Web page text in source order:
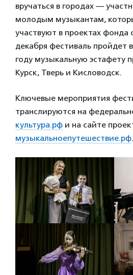
вручаться в городах —
молодым музыкантам,
участвуют в проектах фонда
декабря фестиваль пройдет
году музыкальную эстафету
Курск, Тверь и Кисловодск.
Ключевые мероприятия
транслируются на
культура.рф и на сайте
музыкальноепутешествие.рф.